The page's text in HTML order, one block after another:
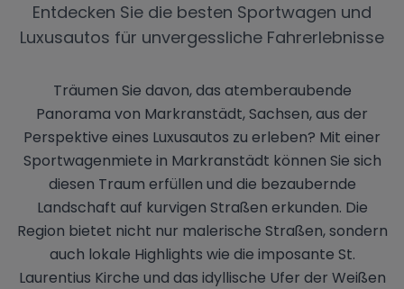
Entdecken Sie die besten Sportwagen und
Luxusautos für unvergessliche Fahrerlebnisse
Träumen Sie davon, das atemberaubende
Panorama von Markranstädt, Sachsen, aus der
Perspektive eines Luxusautos zu erleben? Mit einer
Sportwagenmiete in Markranstädt können Sie sich
diesen Traum erfüllen und die bezaubernde
Landschaft auf kurvigen Straßen erkunden. Die
Region bietet nicht nur malerische Straßen, sondern
auch lokale Highlights wie die imposante St.
Laurentius Kirche und das idyllische Ufer der Weißen